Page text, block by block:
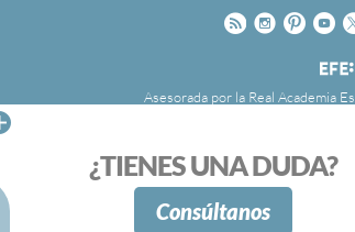
Instagram
Rss
Asesorada por la Real Academia
FundéuRAE es una fundación
la Agencia Efe y la Real Academia
¿TIENES UNA DUDA?
Consúltanos